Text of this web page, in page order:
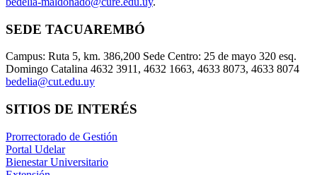
SEDE TACUAREMBÓ
Campus: Ruta 5, km. 386,200 Sede Centro: 25 de mayo 320 esq.
Domingo Catalina 4632 3911, 4632 1663, 4633 8073, 4633 8074
bedelia@cut.edu.uy
SITIOS DE INTERÉS
Prorrectorado de Gestión
Portal Udelar
Bienestar Universitario